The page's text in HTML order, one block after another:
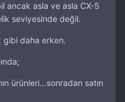
ancak asla ve asla CX-5
seviyesinde değil.
gibi daha erken.
ürünleri...sonradan satın